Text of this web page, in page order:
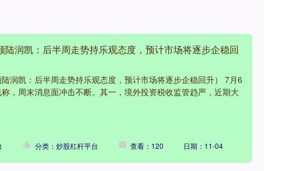
陆润凯：后半周走势持乐观态度，预计市场将逐步企稳回
陆润凯：后半周走势持乐观态度，预计市场将逐步企稳回升） 7月6
，周末消息面冲击不断。其一，境外投资税收监管趋严，近期大
分类：炒股杠杆平台 查看：120 日期：11-04